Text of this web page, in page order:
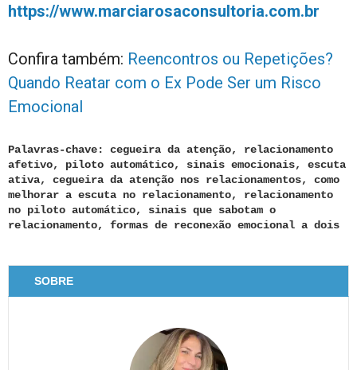
https://www.marciarosaconsultoria.com.br
Confira também: Reencontros ou Repetições?
Quando Reatar com o Ex Pode Ser um Risco
Emocional
Palavras-chave: cegueira da atenção, relacionamento
afetivo, piloto automático, sinais emocionais, escuta
ativa, cegueira da atenção nos relacionamentos, como
melhorar a escuta no relacionamento, relacionamento
no piloto automático, sinais que sabotam o
relacionamento, formas de reconexão emocional a dois
SOBRE